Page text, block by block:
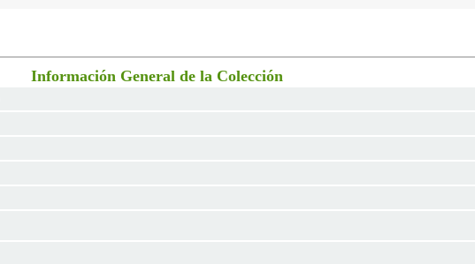
Información General de la Colección